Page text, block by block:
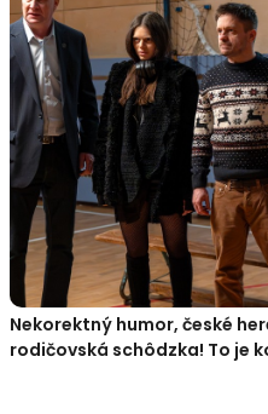
Nekorektný humor, české
rodičovská schôdzka! To je